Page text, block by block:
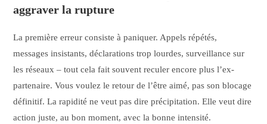
aggraver la rupture
La première erreur consiste à paniquer. Appels répétés,
messages insistants, déclarations trop lourdes, surveillance sur
les réseaux – tout cela fait souvent reculer encore plus l’ex-
partenaire. Vous voulez le retour de l’être aimé, pas son blocage
définitif. La rapidité ne veut pas dire précipitation. Elle veut dire
action juste, au bon moment, avec la bonne intensité.